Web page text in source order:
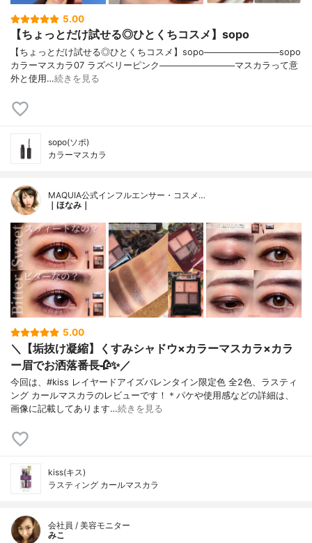
5.00
【ちょっとだけ試せる◎ひとくちコスメ】sopo
【ちょっとだけ試せる◎ひとくちコスメ】sopo────────────sopo
カラーマスカラ07 ラズベリーピンク────────────マスカラって意
外と使用…続きを見る
sopo(ソポ)
カラーマスカラ
MAQUIA公式インフルエンサー・コスメ…
｜ほなみ｜
5.00
＼【垢抜け凝縮】くすみシャドウ×カラーマスカラ×カラ
ー眉でお洒落番長🥀✨／
今回は、#kiss レイヤードアイズバレンタイン限定色 全2色、ラスティ
ング カールマスカラのレビューです！＊パケや使用感などの詳細は、
画像に記載してあります…続きを見る
kiss(キス)
ラスティング カールマスカラ
会社員 / 美容モニター
みこ